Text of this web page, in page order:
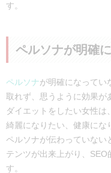
す。
ペルソナが明確
ペルソナが明確になってい
取れず、思うように効果が
ダイエットをしたい女性は
綺麗になりたい、健康にな
ペルソナが伝わっていない
テンツが出来上がり、SEO
す。